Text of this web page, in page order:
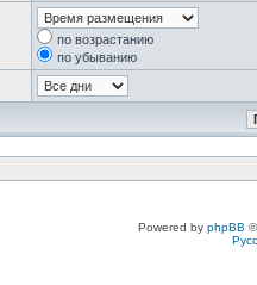
по возрастанию
по убыванию
Powered by phpBB